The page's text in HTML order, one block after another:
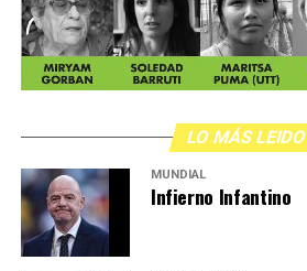
LO MÁS LEIDO
MUNDIAL
Infierno Infantino